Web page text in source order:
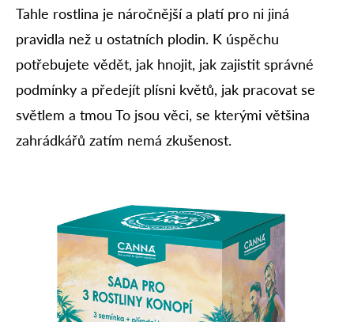
Tahle rostlina je náročnější a platí pro ni jiná
pravidla než u ostatních plodin. K úspěchu
potřebujete vědět, jak hnojit, jak zajistit správné
podmínky a předejít plísni květů, jak pracovat se
světlem a tmou To jsou věci, se kterými většina
zahrádkářů zatím nemá zkušenost.